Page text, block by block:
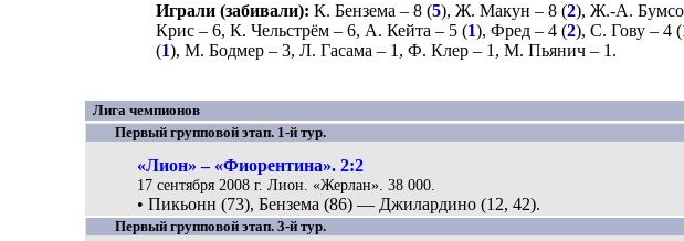
Играли (забивали): К. Бензема – 8 (5), Ж. Макун – 8 (2), Ж.-А.
Крис– 6, К. Чельстрём– 6, А. Кейта – 5 (1), Фред– 4 (2), С. Гову– 4 (
(1), М. Бодмер– 3, Л. Гасама – 1, Ф. Клер– 1, М. Пьянич– 1.
Лига чемпионов
Первый групповой этап. 1-й тур.
«Лион» – «Фиорентина». 2:2
17 сентября 2008 г. Лион. «Жерлан». 38 000.
• Пикьонн (73), Бензема (86) — Джилардино (12, 42).
Первый групповой этап. 3-й тур.